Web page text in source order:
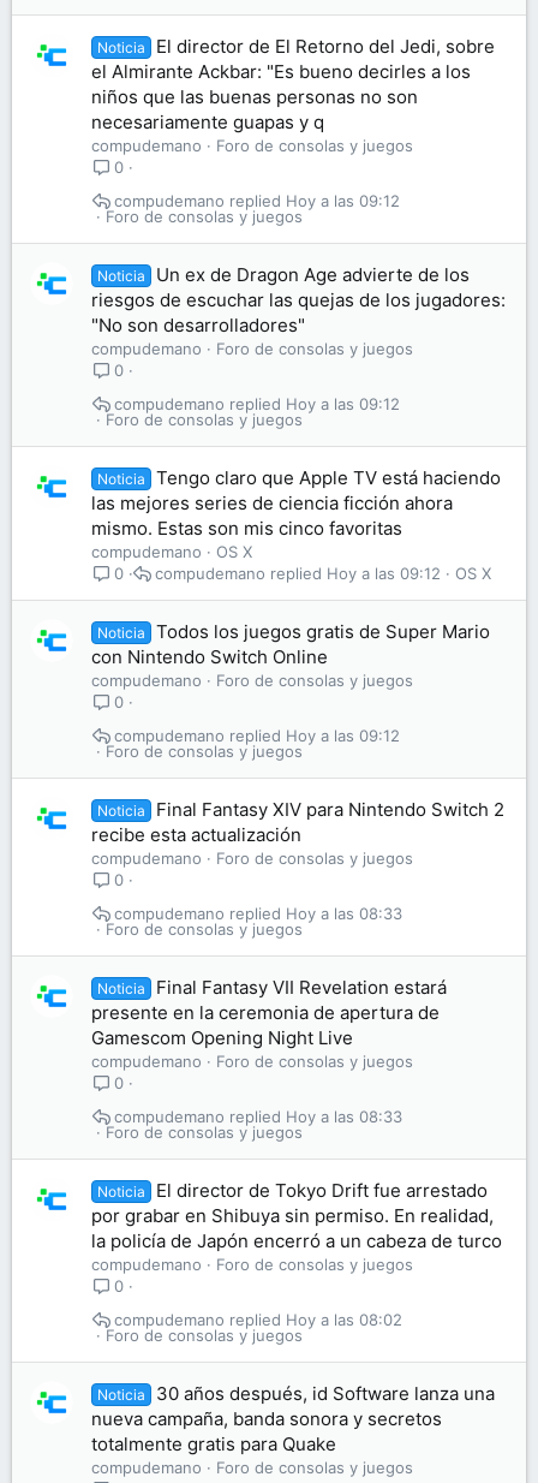
Noticia
El director de El Retorno del Jedi, sobre
el Almirante Ackbar: "Es bueno decirles a los
niños que las buenas personas no son
necesariamente guapas y q
compudemano
Foro de consolas y juegos
0
Foro de consolas y juegos
Hoy a las 09:12
compudemano
Noticia
Un ex de Dragon Age advierte de los
riesgos de escuchar las quejas de los jugadores:
"No son desarrolladores"
compudemano
Foro de consolas y juegos
0
Foro de consolas y juegos
Hoy a las 09:12
compudemano
Noticia
Tengo claro que Apple TV está haciendo
las mejores series de ciencia ficción ahora
mismo. Estas son mis cinco favoritas
compudemano
OS X
0
OS X
Hoy a las 09:12
compudemano
Noticia
Todos los juegos gratis de Super Mario
con Nintendo Switch Online
compudemano
Foro de consolas y juegos
0
Foro de consolas y juegos
Hoy a las 09:12
compudemano
Noticia
Final Fantasy XIV para Nintendo Switch 2
recibe esta actualización
compudemano
Foro de consolas y juegos
0
Foro de consolas y juegos
Hoy a las 08:33
compudemano
Noticia
Final Fantasy VII Revelation estará
presente en la ceremonia de apertura de
Gamescom Opening Night Live
compudemano
Foro de consolas y juegos
0
Foro de consolas y juegos
Hoy a las 08:33
compudemano
Noticia
El director de Tokyo Drift fue arrestado
por grabar en Shibuya sin permiso. En realidad,
la policía de Japón encerró a un cabeza de turco
compudemano
Foro de consolas y juegos
0
Foro de consolas y juegos
Hoy a las 08:02
compudemano
Noticia
30 años después, id Software lanza una
nueva campaña, banda sonora y secretos
totalmente gratis para Quake
compudemano
Foro de consolas y juegos